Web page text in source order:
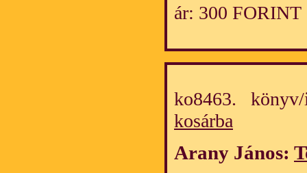
ár: 300 FORINT
ko8463.
kosárba
Arany János: